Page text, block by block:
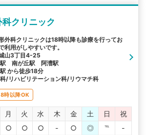
クリニック
外科クリニックは18時以降も診療を行ってお
利用がしやすいです。
山3丁目4-25
駅 南が丘駅 阿漕駅
から徒歩18分
/リハビリテーション科/リウマチ科
時以降OK
月 火 水 木 金 土 日
祝
○ ○ ○ - ○ ◎ ℡
-